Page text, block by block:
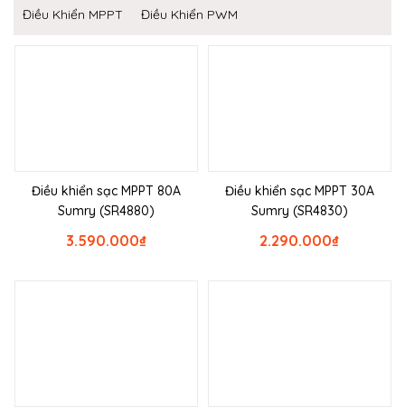
Điều Khiển MPPT Điều Khiển PWM
Điều khiển sạc MPPT 80A
Sumry (SR4880)
₫
3.590.000
Điều khiển sạc MPPT 30A
Sumry (SR4830)
₫
2.290.000